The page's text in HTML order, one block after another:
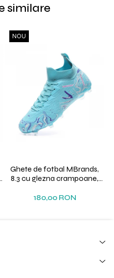
similare
NOU
Ghete de fotbal MBrands,
8.3 cu glezna crampoane,
180,00 RON